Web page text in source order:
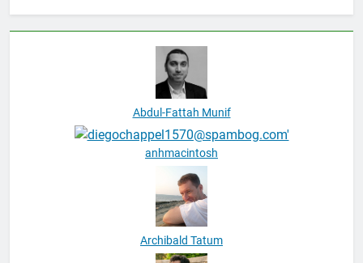
Abdul-Fattah Munif
anhmacintosh
Archibald Tatum